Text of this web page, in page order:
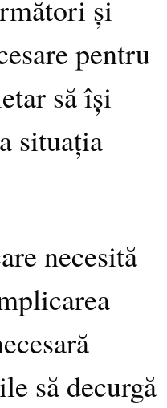
și
pentru
să își
situația
necesită
să decurgă